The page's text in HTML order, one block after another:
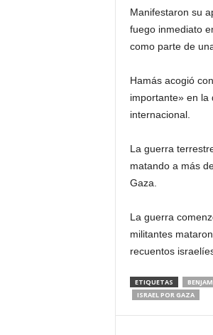
Manifestaron su
fuego inmediato
como parte de
Hamás acogió
importante» en la
internacional.
La guerra
matando a más
Gaza.
La guerra
militantes
recuentos
ETIQUETAS
ISRAEL POR GAZA